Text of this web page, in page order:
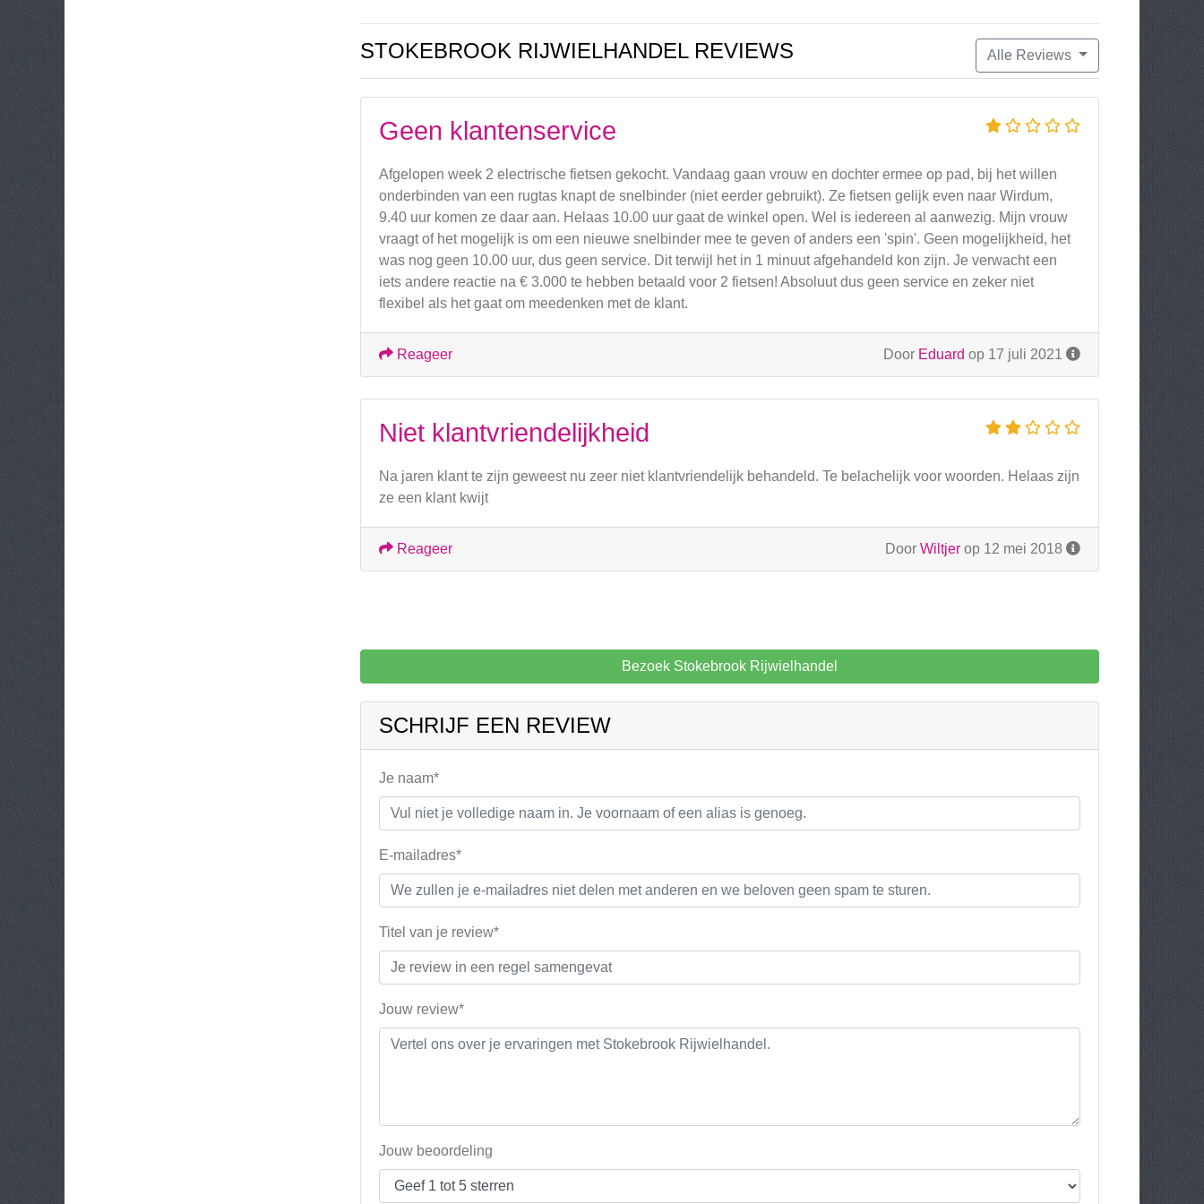
Alle Reviews
STOKEBROOK RIJWIELHANDEL REVIEWS
Geen klantenservice
Afgelopen week 2 electrische fietsen gekocht. Vandaag gaan vrouw en dochter ermee op pad, bij het willen
onderbinden van een rugtas knapt de snelbinder (niet eerder gebruikt). Ze fietsen gelijk even naar Wirdum,
9.40 uur komen ze daar aan. Helaas 10.00 uur gaat de winkel open. Wel is iedereen al aanwezig. Mijn vrouw
vraagt of het mogelijk is om een nieuwe snelbinder mee te geven of anders een 'spin'. Geen mogelijkheid, het
was nog geen 10.00 uur, dus geen service. Dit terwijl het in 1 minuut afgehandeld kon zijn. Je verwacht een
iets andere reactie na € 3.000 te hebben betaald voor 2 fietsen! Absoluut dus geen service en zeker niet
flexibel als het gaat om meedenken met de klant.
Door Eduard op 17 juli 2021
Reageer
Niet klantvriendelijkheid
Na jaren klant te zijn geweest nu zeer niet klantvriendelijk behandeld. Te belachelijk voor woorden. Helaas zijn
ze een klant kwijt
Door Wiltjer op 12 mei 2018
Reageer
Bezoek Stokebrook Rijwielhandel
SCHRIJF EEN REVIEW
Je naam*
E-mailadres*
Titel van je review*
Jouw review*
Jouw beoordeling